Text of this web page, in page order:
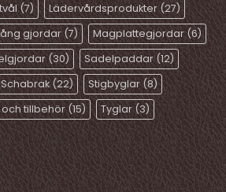
(7) Lädervårdsprodukter(27)
gjordar (7) Magplattegjordar(6)
(30) Sadelpaddar (12)
Schabrak(22) Stigbyglar (8)
och tillbehör(15) Tyglar(3)